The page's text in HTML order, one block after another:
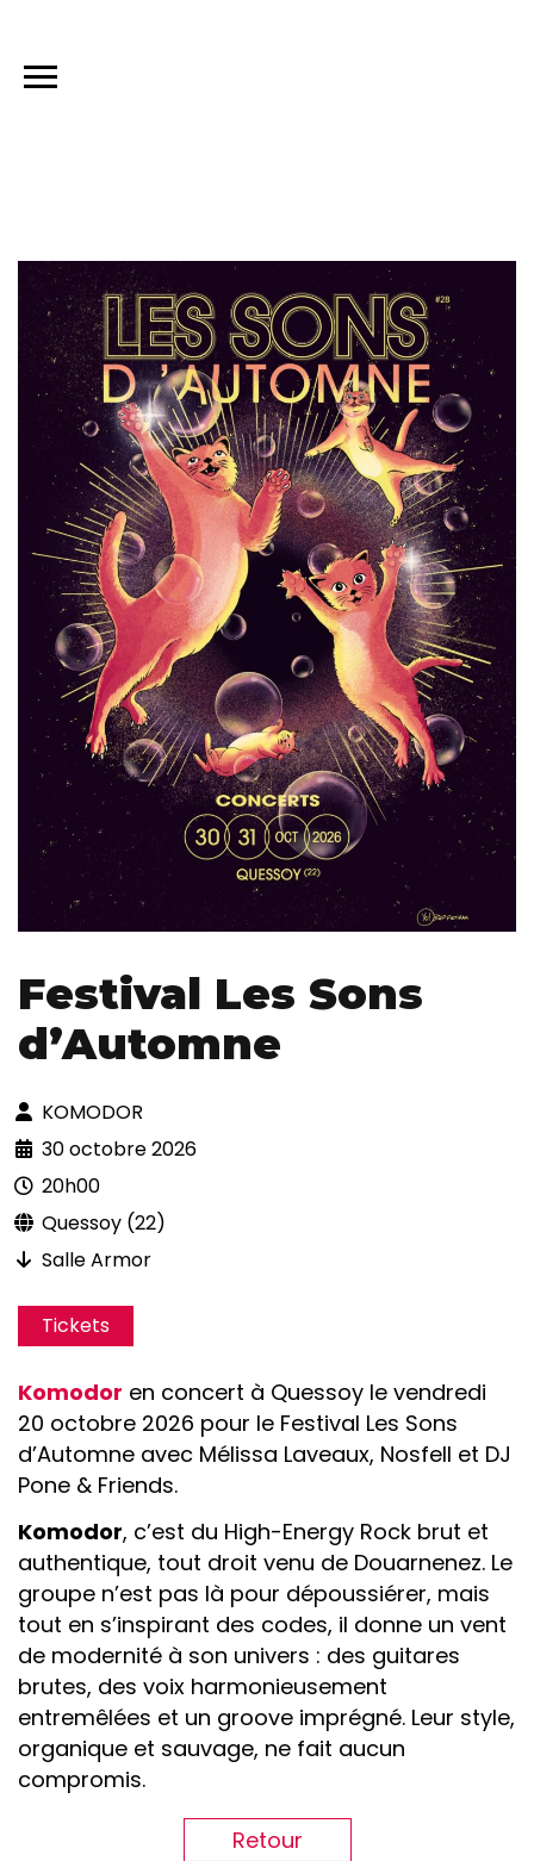
Festival Les Sons
d’Automne
KOMODOR
30 octobre 2026
20h00
Quessoy (22)
Salle Armor
Tickets
Komodor en concert à Quessoy le vendredi
20 octobre 2026 pour le Festival Les Sons
d’Automne avec Mélissa Laveaux, Nosfell et DJ
Pone & Friends.
Komodor, c’est du High-Energy Rock brut et
authentique, tout droit venu de Douarnenez. Le
groupe n’est pas là pour dépoussiérer, mais
tout en s’inspirant des codes, il donne un vent
de modernité à son univers : des guitares
brutes, des voix harmonieusement
entremêlées et un groove imprégné. Leur style,
organique et sauvage, ne fait aucun
compromis.
Retour